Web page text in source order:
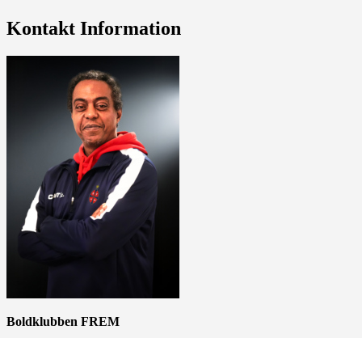
Kontakt Information
Boldklubben FREM